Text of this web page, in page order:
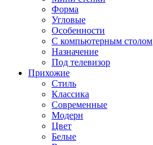
Форма
Угловые
Особенности
С компьютерным столом
Назначение
Под телевизор
Прихожие
Стиль
Классика
Современные
Модерн
Цвет
Белые